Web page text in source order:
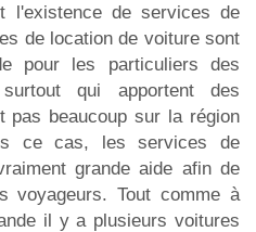
l'existence de services de
de location de voiture sont
pour les particuliers des
qui apportent des
pas beaucoup sur la région
ce cas, les services de
grande aide afin de
voyageurs. Tout comme à
il y a plusieurs voitures